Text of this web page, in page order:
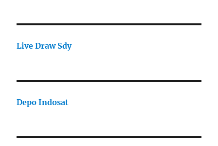
Live Draw Sdy
Depo Indosat